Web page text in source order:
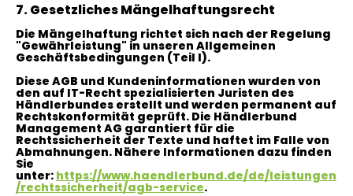
7. Gesetzliches Mängelhaftungsrecht
Die Mängelhaftung richtet sich nach der Regelung
"Gewährleistung" in unseren Allgemeinen
Geschäftsbedingungen (Teil I).
Diese AGB und Kundeninformationen wurden von
den auf IT-Recht spezialisierten Juristen des
Händlerbundes erstellt und werden permanent auf
Rechtskonformität geprüft. Die Händlerbund
Management AG garantiert für die
Rechtssicherheit der Texte und haftet im Falle von
Abmahnungen. Nähere Informationen dazu finden
Sie
unter: https://www.haendlerbund.de/de/leistungen
/rechtssicherheit/agb-service.